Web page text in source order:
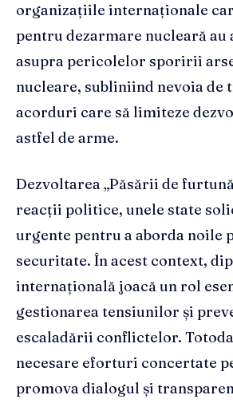
organizațiile internaționale
pentru dezarmare nucleară au
asupra pericolelor sporirii
nucleare, subliniind nevoia de
acorduri care să limiteze
astfel de arme.
Dezvoltarea „Păsării de
reacții politice, unele state
urgente pentru a aborda noile
securitate. În acest context,
internațională joacă un rol
gestionarea tensiunilor și
escaladării conflictelor.
necesare eforturi concertate
promova dialogul și